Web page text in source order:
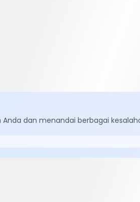
dan menandai berbagai